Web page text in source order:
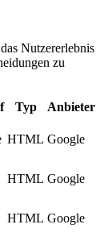
Nutzererlebnis
zu
Typ Anbieter
HTML Google
HTML Google
HTML Google